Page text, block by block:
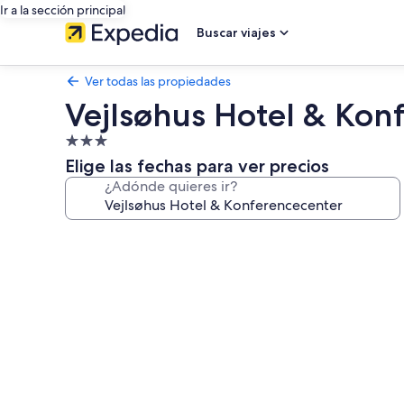
Ir a la sección principal
Buscar viajes
Ver todas las propiedades
Vejlsøhus Hotel &
Propiedad
de
3.0
estrellas
Elige las fechas para ver precios
¿Adónde quieres ir?